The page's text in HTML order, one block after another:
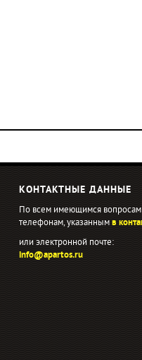
КОНТАКТНЫЕ ДАННЫЕ
По всем имеющимся
телефонам, указаннымв
или электронной почте:
info@apartos.ru